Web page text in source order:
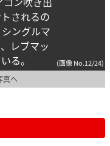
されるの
ングルマ
レブマッ
る。
(画像 No.12/24)
真へ